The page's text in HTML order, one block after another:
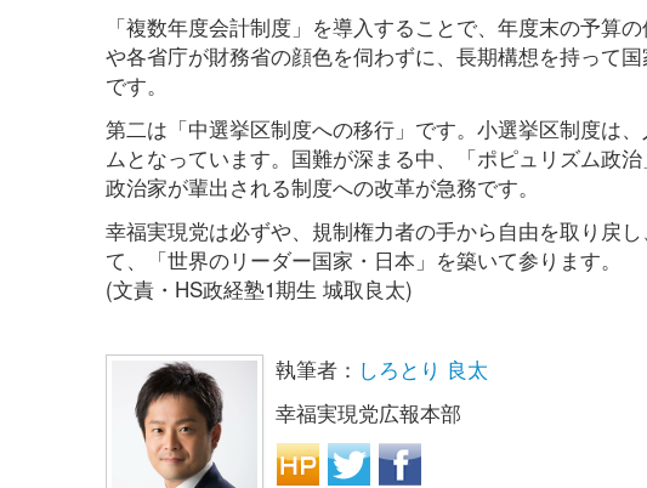
「複数年度会計制度」を導入することで、年度末の予算
や各省庁が財務省の顔色を伺わずに、長期構想を持って
です。
第二は「中選挙区制度への移行」です。小選挙区制度は
ムとなっています。国難が深まる中、「ポピュリズム政
政治家が輩出される制度への改革が急務です。
幸福実現党は必ずや、規制権力者の手から自由を取り戻
て、「世界のリーダー国家・日本」を築いて参ります。
(文責・HS政経塾1期生 城取良太)
執筆者： しろとり 良太
幸福実現党広報本部